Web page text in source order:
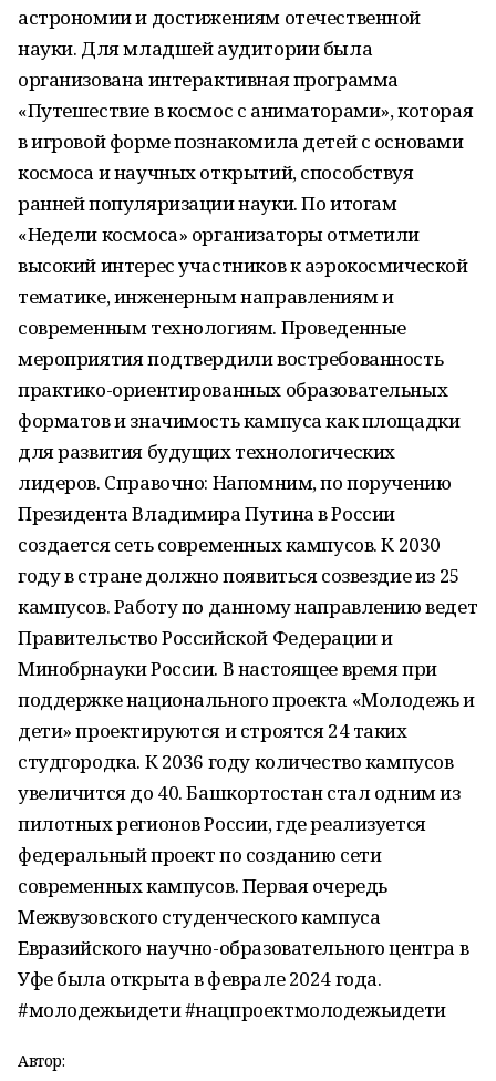
астрономии и достижениям отечественной
науки. Для младшей аудитории была
организована интерактивная программа
«Путешествие в космос с аниматорами», которая
в игровой форме познакомила детей с основами
космоса и научных открытий, способствуя
ранней популяризации науки. По итогам
«Недели космоса» организаторы отметили
высокий интерес участников к аэрокосмической
тематике, инженерным направлениям и
современным технологиям. Проведенные
мероприятия подтвердили востребованность
практико-ориентированных образовательных
форматов и значимость кампуса как площадки
для развития будущих технологических
лидеров. Справочно: Напомним, по поручению
Президента Владимира Путина в России
создается сеть современных кампусов. К 2030
году в стране должно появиться созвездие из 25
кампусов. Работу по данному направлению ведет
Правительство Российской Федерации и
Минобрнауки России. В настоящее время при
поддержке национального проекта «Молодежь и
дети» проектируются и строятся 24 таких
студгородка. К 2036 году количество кампусов
увеличится до 40. Башкортостан стал одним из
пилотных регионов России, где реализуется
федеральный проект по созданию сети
современных кампусов. Первая очередь
Межвузовского студенческого кампуса
Евразийского научно-образовательного центра в
Уфе была открыта в феврале 2024 года.
#молодежьидети #нацпроектмолодежьидети
Автор: